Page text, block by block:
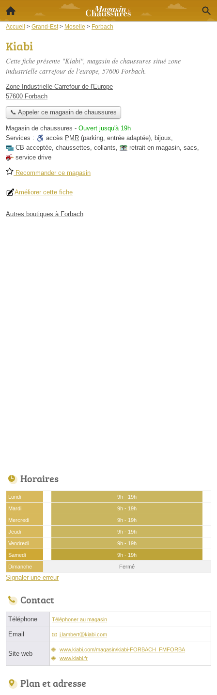
Accueil > Grand-Est > Moselle > Forbach
Kiabi
Cette fiche présente "Kiabi", magasin de chaussures situé zone
industrielle carrefour de l'europe, 57600 Forbach.
Zone Industrielle Carrefour de l'Europe
57600 Forbach
📞 Appeler ce magasin de chaussures
Magasin de chaussures - Ouvert jusqu'à 19h
Services :
accès PMR (parking, entrée adaptée), bijoux,
CB acceptée, chaussettes, collants, retrait en magasin, sacs,
service drive
Recommander ce magasin
Améliorer cette fiche
Autres boutiques à Forbach
Horaires
Lundi
9h - 19h
Mardi
9h - 19h
Mercredi
9h - 19h
Jeudi
9h - 19h
Vendredi
9h - 19h
Samedi
9h - 19h
Dimanche
Fermé
Signaler une erreur
Contact
Téléphone Téléphoner au magasin
Email j.lambertⓐkiabi.com
Site web
www.kiabi.com/magasin/kiabi-FORBACH_FMFORBA
www.kiabi.fr
Plan et adresse